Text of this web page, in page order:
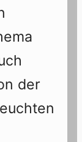
der